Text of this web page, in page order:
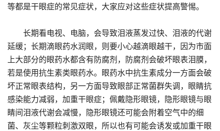
等都是干眼症的常见症状，大家应对这些症状提高警惕。
长期看电视、电脑，会导致泪液蒸发过快、泪液的代谢
延缓；长期滴眼药水润眼，则要小心越滴眼越干，因为市面
上大部分的眼药水都含有防腐剂，防腐剂会破坏眼表泪膜，
若是使用抗生素类眼药水。眼药水中抗生素成分一方面会破
坏正常眼表结构，另一方面导致眼部正常菌群失调，眼睛抗
感染能力减弱，加重干眼症；佩戴隐形眼镜，隐形眼镜与眼
睛间泪液代谢会减慢，隐形眼镜还可能会附着空气中的细
菌、灰尘等颗粒刺激双眼，所以也有可能会诱发或加重干眼